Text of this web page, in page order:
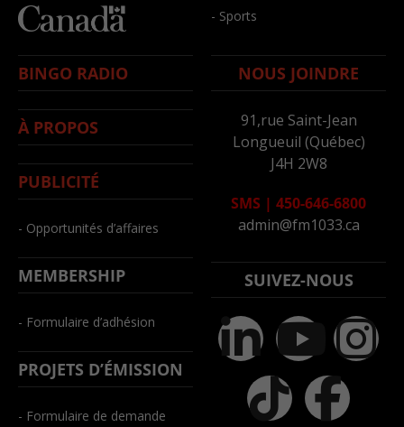
- Sports
BINGO RADIO
À PROPOS
PUBLICITÉ
- Opportunités d’affaires
MEMBERSHIP
- Formulaire d’adhésion
PROJETS D’ÉMISSION
- Formulaire de demande
NOUS JOINDRE
91,rue Saint-Jean
Longueuil (Québec)
J4H 2W8
SMS | 450-646-6800
admin@fm1033.ca
SUIVEZ-NOUS